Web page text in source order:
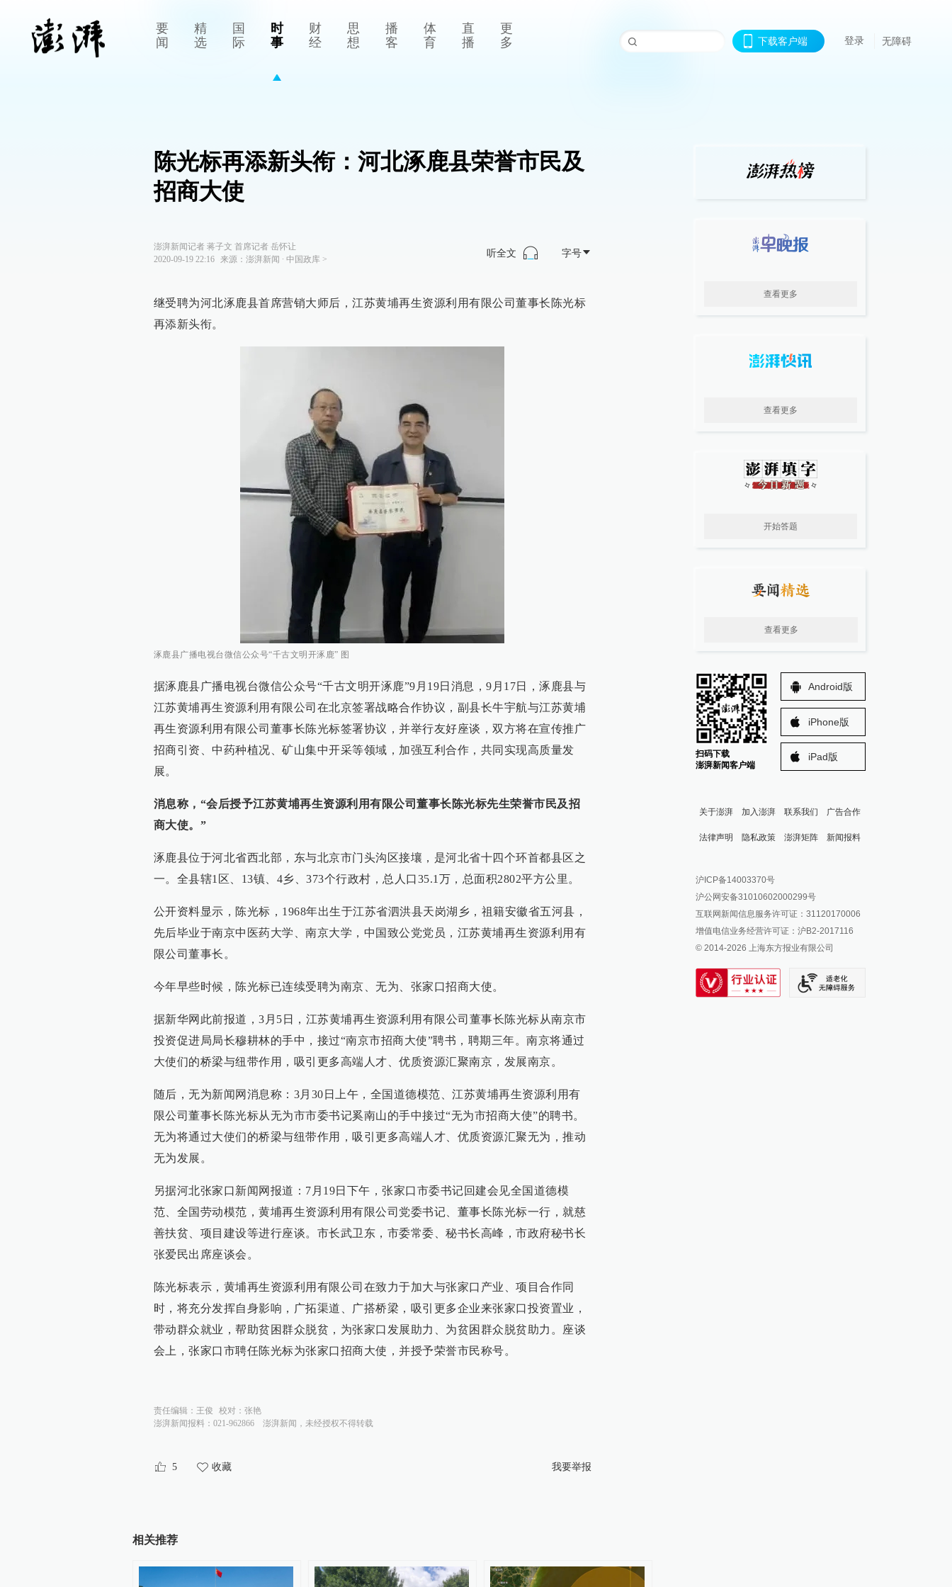
要
闻
精
选
国
际
时
事
财
经
思
想
播
客
体
育
直
播
更
多
下载客户端 登录 无障碍
陈光标再添新头衔：河北涿鹿县荣誉市民及
招商大使
澎湃新闻记者 蒋子文 首席记者 岳怀让
2020-09-19 22:16
来源： 澎湃新闻 ∙ 中国政库>
听全文 字号
继受聘为河北涿鹿县首席营销大师后，江苏黄埔再生资源利用有限公司董事长陈光标
再添新头衔。
涿鹿县广播电视台微信公众号“千古文明开涿鹿” 图
据涿鹿县广播电视台微信公众号“千古文明开涿鹿”9月19日消息，9月17日，涿鹿县与
江苏黄埔再生资源利用有限公司在北京签署战略合作协议，副县长牛宇航与江苏黄埔
再生资源利用有限公司董事长陈光标签署协议，并举行友好座谈，双方将在宣传推广
招商引资、中药种植况、矿山集中开采等领域，加强互利合作，共同实现高质量发
展。
消息称，“会后授予江苏黄埔再生资源利用有限公司董事长陈光标先生荣誉市民及招
商大使。”
涿鹿县位于河北省西北部，东与北京市门头沟区接壤，是河北省十四个环首都县区之
一。全县辖1区、13镇、4乡、373个行政村，总人口35.1万，总面积2802平方公里。
公开资料显示，陈光标，1968年出生于江苏省泗洪县天岗湖乡，祖籍安徽省五河县，
先后毕业于南京中医药大学、南京大学，中国致公党党员，江苏黄埔再生资源利用有
限公司董事长。
今年早些时候，陈光标已连续受聘为南京、无为、张家口招商大使。
据新华网此前报道，3月5日，江苏黄埔再生资源利用有限公司董事长陈光标从南京市
投资促进局局长穆耕林的手中，接过“南京市招商大使”聘书，聘期三年。南京将通过
大使们的桥梁与纽带作用，吸引更多高端人才、优质资源汇聚南京，发展南京。
随后，无为新闻网消息称：3月30日上午，全国道德模范、江苏黄埔再生资源利用有
限公司董事长陈光标从无为市市委书记奚南山的手中接过“无为市招商大使”的聘书。
无为将通过大使们的桥梁与纽带作用，吸引更多高端人才、优质资源汇聚无为，推动
无为发展。
另据河北张家口新闻网报道：7月19日下午，张家口市委书记回建会见全国道德模
范、全国劳动模范，黄埔再生资源利用有限公司党委书记、董事长陈光标一行，就慈
善扶贫、项目建设等进行座谈。市长武卫东，市委常委、秘书长高峰，市政府秘书长
张爱民出席座谈会。
陈光标表示，黄埔再生资源利用有限公司在致力于加大与张家口产业、项目合作同
时，将充分发挥自身影响，广拓渠道、广搭桥梁，吸引更多企业来张家口投资置业，
带动群众就业，帮助贫困群众脱贫，为张家口发展助力、为贫困群众脱贫助力。座谈
会上，张家口市聘任陈光标为张家口招商大使，并授予荣誉市民称号。
责任编辑： 王俊 校对： 张艳
澎湃新闻报料：021-962866
澎湃新闻，未经授权不得转载
5 收藏 我要举报
相关推荐
查看更多
查看更多
开始答题
查看更多
扫码下载
澎湃新闻客户端
Android版
iPhone版
iPad版
关于澎湃 加入澎湃 联系我们 广告合作
法律声明 隐私政策 澎湃矩阵
澎湃新闻公众号
澎湃新闻抖音号
派生万物开放平台
IP SHANGHAI
SIXTH TONE
新闻报料
报料邮箱: news@thepaper.cn
沪ICP备14003370号
沪公网安备31010602000299号
互联网新闻信息服务许可证：31120170006
增值电信业务经营许可证：沪B2-2017116
© 2014-2026 上海东方报业有限公司